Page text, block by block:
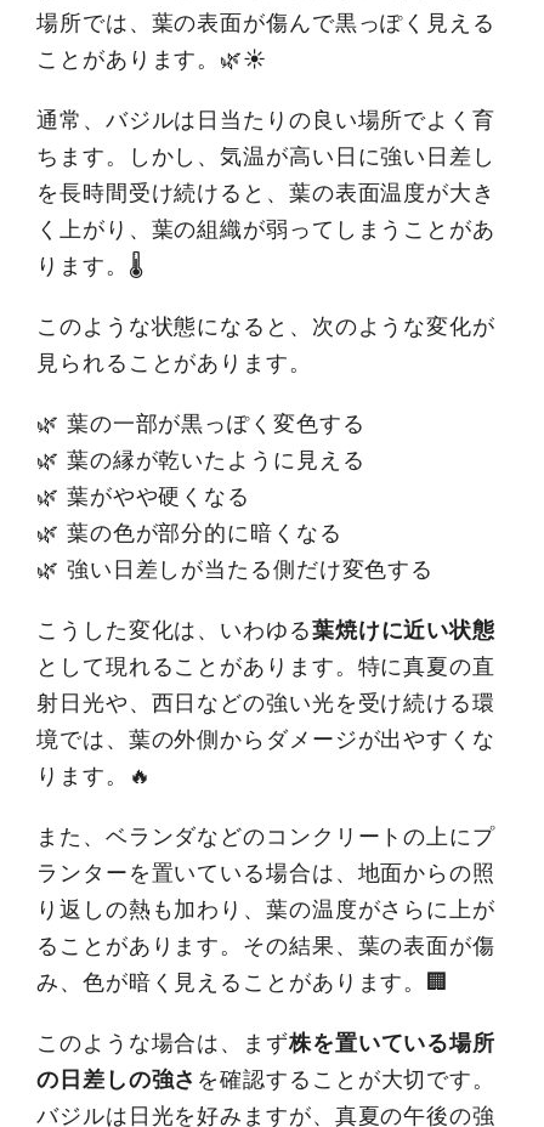
場所では、葉の表面が傷んで黒っぽく見える
ことがあります。🌿☀️
通常、バジルは日当たりの良い場所でよく育
ちます。しかし、気温が高い日に強い日差し
を長時間受け続けると、葉の表面温度が大き
く上がり、葉の組織が弱ってしまうことがあ
ります。🌡️
このような状態になると、次のような変化が
見られることがあります。
🌿 葉の一部が黒っぽく変色する
🌿 葉の縁が乾いたように見える
🌿 葉がやや硬くなる
🌿 葉の色が部分的に暗くなる
🌿 強い日差しが当たる側だけ変色する
こうした変化は、いわゆる葉焼けに近い状態
として現れることがあります。特に真夏の直
射日光や、西日などの強い光を受け続ける環
境では、葉の外側からダメージが出やすくな
ります。🔥
また、ベランダなどのコンクリートの上にプ
ランターを置いている場合は、地面からの照
り返しの熱も加わり、葉の温度がさらに上が
ることがあります。その結果、葉の表面が傷
み、色が暗く見えることがあります。🏢
このような場合は、まず株を置いている場所
の日差しの強さ を確認することが大切です。
バジルは日光を好みますが、真夏の午後の強